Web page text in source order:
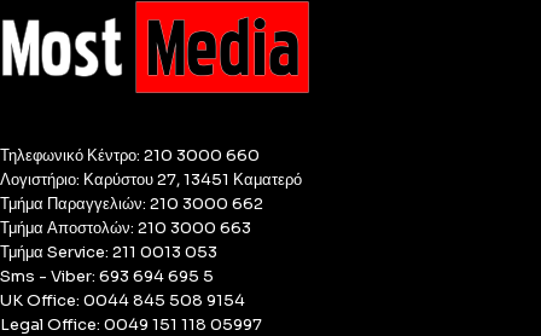
Τηλεφωνικό Κέντρο: 210 3000 660
Λογιστήριο: Καρύστου 27, 13451 Καματερό
Τμήμα Παραγγελιών: 210 3000 662
Τμήμα Αποστολών: 210 3000 663
Τμήμα Service: 211 0013 053
Sms - Viber: 693 694 695 5
UK Office: 0044 845 508 9154
Legal Office: 0049 151 118 05997